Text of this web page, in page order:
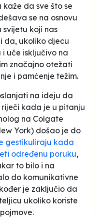
kaže da sve što se
se na osnovu
koji nas
da, ukoliko djecu
uče isključivo na
značajno otežati
i pamćenje težim.
na ideju da
kada je u pitanju
na Colgate
York) došao je do
gestikuliraju kada
određenu poruku,
to bilo i na
do komunikativne
je zaključio da
ukoliko koriste